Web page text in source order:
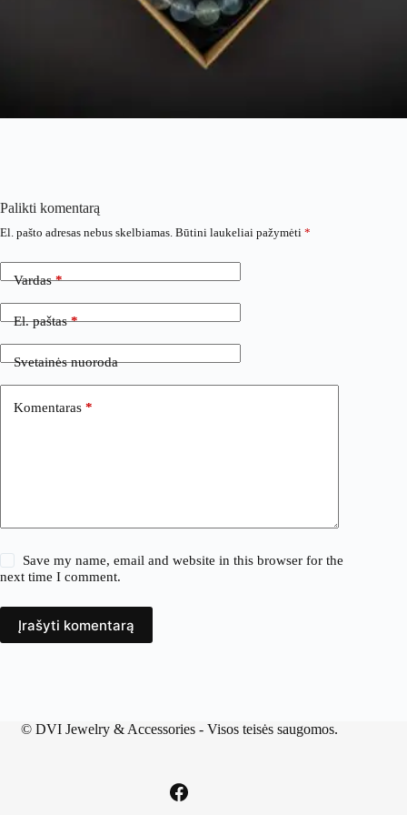
Palikti komentarą
El. pašto adresas nebus skelbiamas. Būtini laukeliai pažymėti *
Vardas*
El. paštas*
Svetainės nuoroda
Komentaras *
Save my name, email and website in this browser for the
next time I comment.
Įrašyti komentarą
© DVI Jewelry & Accessories- Visos teisės saugomos.